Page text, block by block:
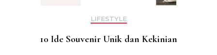
LIFESTYLE
10 Ide Souvenir Unik dan Kekinian